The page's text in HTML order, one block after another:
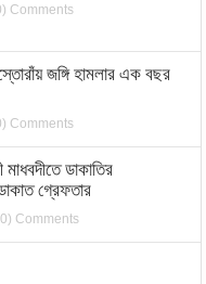
Comments
জঙ্গি হামলার এক বছর
Comments
ডাকাতির
গ্রেফতার
Comments